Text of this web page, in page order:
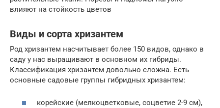
влияют на стойкость цветов
Виды и сорта хризантем
Род хризантем насчитывает более 150 видов, однако в
саду у нас выращивают в основном их гибриды.
Классификация хризантем довольно сложна. Есть
основные садовые группы гибридных хризантем:
корейские (мелкоцветковые, соцветие 2-9 см),